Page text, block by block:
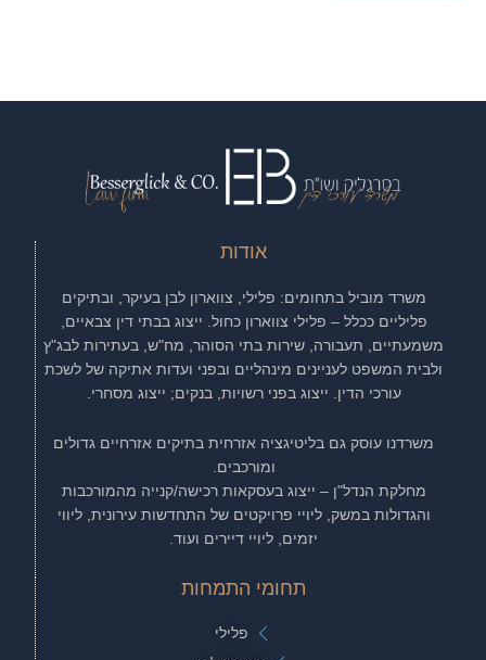
אודות
משרד מוביל בתחומים: פלילי, צווארון לבן בעיקר, ובתיקים
פליליים ככלל – פלילי צווארון כחול. ייצוג בבתי דין צבאיים,
משמעתיים, תעבורה, שירות בתי הסוהר, מח"ש, בעתירות לבג"ץ
ולבית המשפט לעניינים מינהליים ובפני ועדות אתיקה של לשכת
עורכי הדין. ייצוג בפני רשויות, בנקים; ייצוג מסחרי.
משרדנו עוסק גם בליטיגציה אזרחית בתיקים אזרחיים גדולים
ומורכבים.
מחלקת הנדל"ן – ייצוג בעסקאות רכישה/קנייה מהמורכבות
והגדולות במשק, ליויי פרויקטים של התחדשות עירונית, ליווי
יזמים, ליויי דיירים ועוד.
תחומי התמחות
פלילי